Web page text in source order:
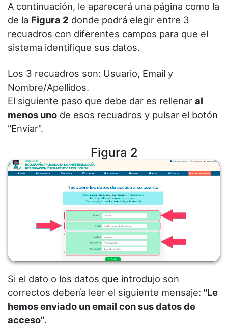
A continuación, le aparecerá una página como la
de la Figura 2 donde podrá elegir entre 3
recuadros con diferentes campos para que el
sistema identifique sus datos.
Los 3 recuadros son: Usuario, Email y
Nombre/Apellidos.
El siguiente paso que debe dar es rellenar al
menos uno de esos recuadros y pulsar el botón
"Enviar".
Figura 2
Si el dato o los datos que introdujo son
correctos debería leer el siguiente mensaje: "Le
hemos enviado un email con sus datos de
acceso".